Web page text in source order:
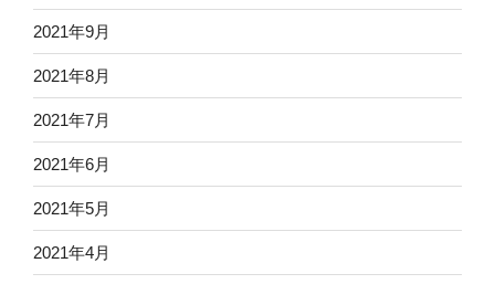
2021年9月
2021年8月
2021年7月
2021年6月
2021年5月
2021年4月